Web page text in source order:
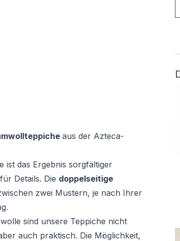
aus der Azteca-
ist das Ergebnis sorgfältiger
Details. Die doppelseitige
zwei Mustern, je nach Ihrer
sind unsere Teppiche nicht
auch praktisch. Die Möglichkeit,